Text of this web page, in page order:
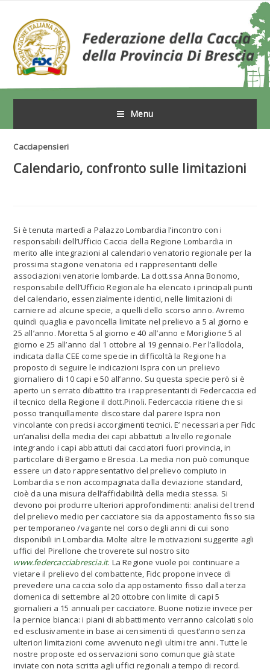
Menu
Cacciapensieri
Calendario, confronto sulle limitazioni
Si è tenuta martedì a Palazzo Lombardia l’incontro con i
responsabili dell’Ufficio Caccia della Regione Lombardia in
merito alle integrazioni al calendario venatorio regionale per la
prossima stagione venatoria ed i rappresentanti delle
associazioni venatorie lombarde. La dott.ssa Anna Bonomo,
responsabile dell’Ufficio Regionale ha elencato i principali punti
del calendario, essenzialmente identici, nelle limitazioni di
carniere ad alcune specie, a quelli dello scorso anno. Avremo
quindi quaglia e pavoncella limitate nel prelievo a 5 al giorno e
25 all’anno. Moretta 5 al giorno e 40 all’anno e Moriglione 5 al
giorno e 25 all’anno dal 1 ottobre al 19 gennaio. Per l’allodola,
indicata dalla CEE come specie in difficoltà la Regione ha
proposto di seguire le indicazioni Ispra con un prelievo
giornaliero di 10 capi e 50 all’anno. Su questa specie però si è
aperto un serrato dibattito tra i rappresentanti di Federcaccia ed
il tecnico della Regione il dott.Pinoli. Federcaccia ritiene che si
posso tranquillamente discostare dal parere Ispra non
vincolante con precisi accorgimenti tecnici. E’ necessaria per Fidc
un’analisi della media dei capi abbattuti a livello regionale
integrando i capi abbattuti dai cacciatori fuori provincia, in
particolare di Bergamo e Brescia. La media non può comunque
essere un dato rappresentativo del prelievo compiuto in
Lombardia se non accompagnata dalla deviazione standard,
cioè da una misura dell’affidabilità della media stessa. Si
devono poi produrre ulteriori approfondimenti: analisi del trend
del prelievo medio per cacciatore sia da appostamento fisso sia
per temporaneo /vagante nel corso degli anni di cui sono
disponibili in Lombardia. Molte altre le motivazioni suggerite agli
uffici del Pirellone che troverete sul nostro sito
www.federcacciabrescia.it. La Regione vuole poi continuare a
vietare il prelievo del combattente, Fidc propone invece di
prevedere una caccia solo da appostamento fisso dalla terza
domenica di settembre al 20 ottobre con limite di capi 5
giornalieri a 15 annuali per cacciatore. Buone notizie invece per
la pernice bianca: i piani di abbattimento verranno calcolati solo
ed esclusivamente in base ai censimenti di quest’anno senza
ulteriori limitazioni come avvenuto negli ultimi tre anni. Tutte le
nostre proposte ed osservazioni sono comunque già state
inviate con nota scritta agli uffici regionali a tempo di record.